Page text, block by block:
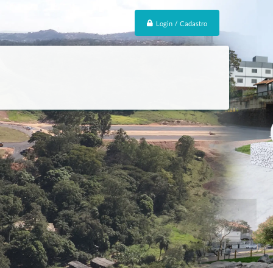
Login / Cadastro